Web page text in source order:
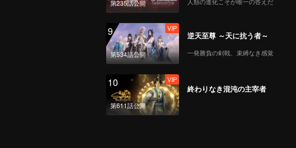
第235話公開
9
第534話公開
VIP
逆天至尊 ～天に抗う者～
一発勝負の剣戟、束縛なき感覚
10
第611話公開
VIP
終わりなき混沌の主宰者